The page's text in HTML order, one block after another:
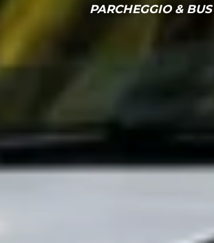
PARCHEGGIO & BUS